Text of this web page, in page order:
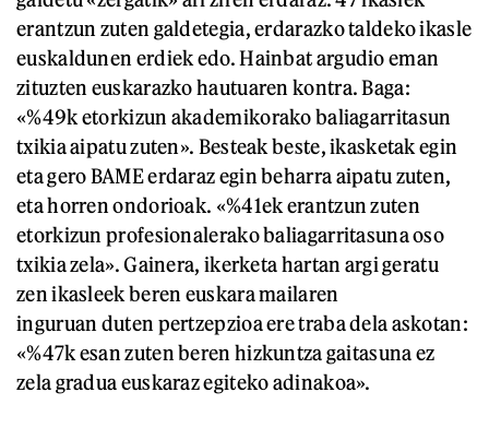
erantzun zuten galdetegia, erdarazko taldeko ikasle
euskaldunen erdiek edo. Hainbat argudio eman
zituzten euskarazko hautuaren kontra. Baga:
«%49k etorkizun akademikorako baliagarritasun
txikia aipatu zuten». Besteak beste, ikasketak egin
eta gero BAME erdaraz egin beharra aipatu zuten,
eta horren ondorioak. «%41ek erantzun zuten
etorkizun profesionalerako baliagarritasuna oso
txikia zela». Gainera, ikerketa hartan argi geratu
zen ikasleek beren euskara mailaren
inguruan duten pertzepzioa ere traba dela askotan:
«%47k esan zuten beren hizkuntza gaitasuna ez
zela gradua euskaraz egiteko adinakoa».